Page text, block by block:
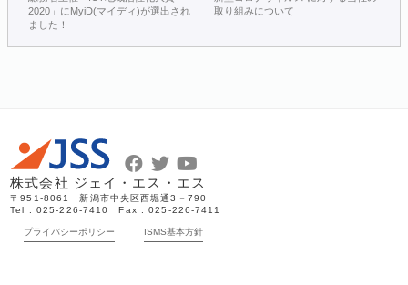
2020」にMyiD(マイディ)が選出され
ました！
取り組みについて
株式会社 ジェイ・エス・エス
〒951-8061 新潟市中央区西堀通3－790
Tel : 025-226-7410 Fax : 025-226-7411
プライバシーポリシー ISMS基本方針